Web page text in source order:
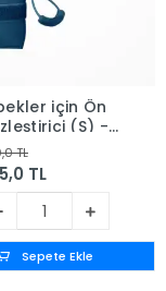
için Ön
(S) -
TL
TL
Sepete Ekle